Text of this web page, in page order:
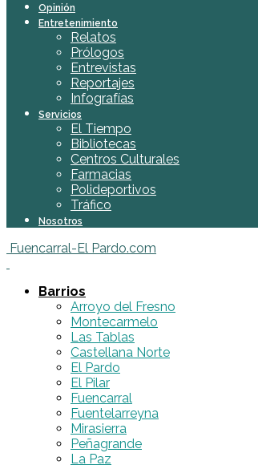
Opinión
Entretenimiento
Relatos
Prólogos
Entrevistas
Reportajes
Infografías
Servicios
El Tiempo
Bibliotecas
Centros Culturales
Farmacias
Polideportivos
Tráfico
Nosotros
Fuencarral-El Pardo.com
Barrios
Arroyo del Fresno
Montecarmelo
Las Tablas
Castellana Norte
El Pardo
El Pilar
Fuencarral
Fuentelarreyna
Mirasierra
Peñagrande
La Paz